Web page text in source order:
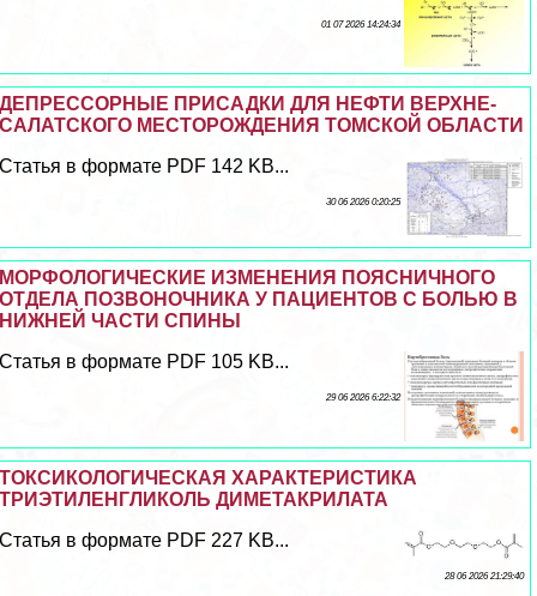
01 07 2026 14:24:34
ДЕПРЕССОРНЫЕ ПРИСАДКИ ДЛЯ НЕФТИ ВЕРХНЕ-
САЛАТСКОГО МЕСТОРОЖДЕНИЯ ТОМСКОЙ ОБЛАСТИ
Статья в формате PDF 142 KB...
30 06 2026 0:20:25
МОРФОЛОГИЧЕСКИЕ ИЗМЕНЕНИЯ ПОЯСНИЧНОГО
ОТДЕЛА ПОЗВОНОЧНИКА У ПАЦИЕНТОВ С БОЛЬЮ В
НИЖНЕЙ ЧАСТИ СПИНЫ
Статья в формате PDF 105 KB...
29 06 2026 6:22:32
ТОКСИКОЛОГИЧЕСКАЯ ХАРАКТЕРИСТИКА
ТРИЭТИЛЕНГЛИКОЛЬ ДИМЕТАКРИЛАТА
Статья в формате PDF 227 KB...
28 06 2026 21:29:40